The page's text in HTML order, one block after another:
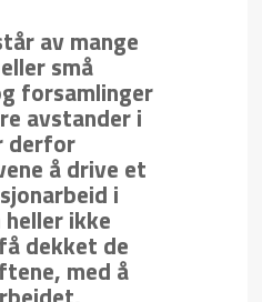
av mange
små
forsamlinger
avstander i
derfor
å drive et
i
ikke
dekket de
med å